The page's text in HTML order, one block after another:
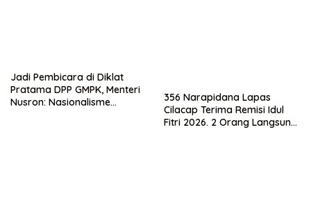
Jadi Pembicara di Diklat
Pratama DPP GMPK, Menteri
Nusron: Nasionalisme
356 Narapidana Lapas
Cilacap Terima Remisi Idul
Fitri 2026. 2 Orang Langsung